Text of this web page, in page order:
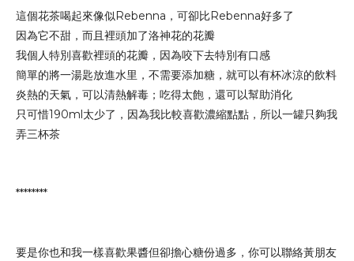
這個花茶喝起來像似Rebenna，可卻比Rebenna好多了
因為它不甜，而且裡頭加了洛神花的花瓣
我個人特別喜歡裡頭的花瓣，因為咬下去特別有口感
簡單的將一湯匙放進水里，不需要添加糖，就可以有杯冰涼的飲料
炎熱的天氣，可以清熱解毒；吃得太飽，還可以幫助消化
只可惜190ml太少了，因為我比較喜歡濃縮點點，所以一罐只夠我
弄三杯茶
********
要是你也和我一樣喜歡果醬但卻擔心糖份過多，你可以聯絡黃朋友